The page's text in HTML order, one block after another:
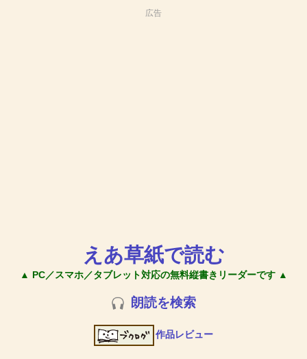
広告
えあ草紙で読む
▲ PC／スマホ／タブレット対応の無料縦書きリーダーです ▲
朗読を検索
作品レビュー